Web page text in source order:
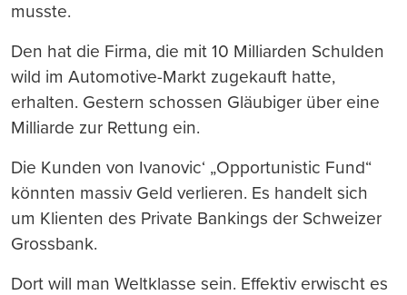
musste.
Den hat die Firma, die mit 10 Milliarden Schulden
wild im Automotive-Markt zugekauft hatte,
erhalten. Gestern schossen Gläubiger über eine
Milliarde zur Rettung ein.
Die Kunden von Ivanovic‘ „Opportunistic Fund“
könnten massiv Geld verlieren. Es handelt sich
um Klienten des Private Bankings der Schweizer
Grossbank.
Dort will man Weltklasse sein. Effektiv erwischt es